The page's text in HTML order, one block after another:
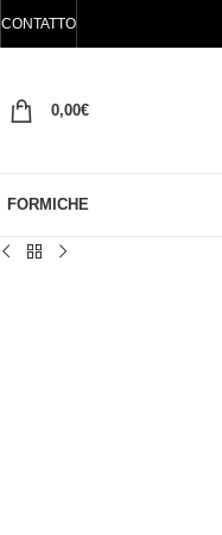
CONTATTO
0,00€
FORMICHE